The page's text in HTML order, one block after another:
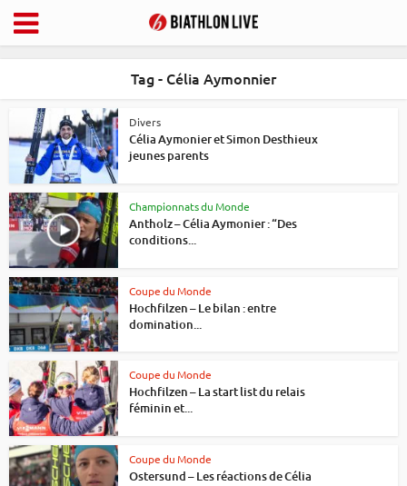
Tag - Célia Aymonnier
Divers
Célia Aymonier et Simon Desthieux
jeunes parents
Championnats du Monde
Antholz – Célia Aymonier : “Des
conditions...
Coupe du Monde
Hochfilzen – Le bilan : entre
domination...
Coupe du Monde
Hochfilzen – La start list du relais
féminin et...
Coupe du Monde
Ostersund – Les réactions de Célia